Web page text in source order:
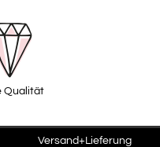
Qualität
Versand+Lieferung